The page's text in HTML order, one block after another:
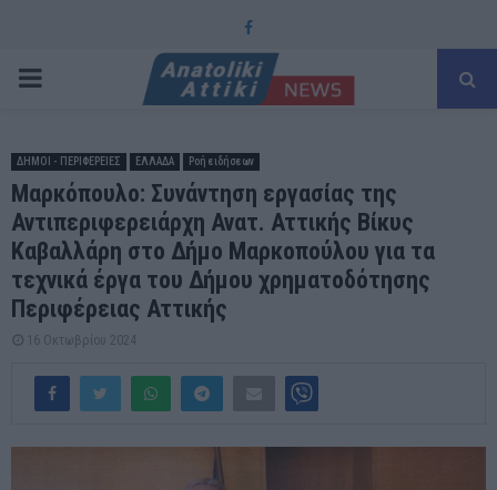
Facebook
PRIMARY
ΔΗΜΟΙ - ΠΕΡΙΦΕΡΕΙΕΣ ΕΛΛΑΔΑ Ροή ειδήσεων
Μαρκόπουλο: Συνάντηση εργασίας της
Αντιπεριφερειάρχη Ανατ. Αττικής Βίκυς
Καβαλλάρη στο Δήμο Μαρκοπούλου για τα
τεχνικά έργα του Δήμου χρηματοδότησης
Περιφέρειας Αττικής
16 Οκτωβρίου 2024